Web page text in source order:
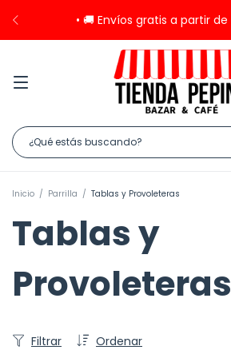
• 🚚 Envíos gratis a partir de
Inicio / Parrilla / Tablas y Provoleteras
Tablas y
Provoleteras
Ordenar
Filtrar